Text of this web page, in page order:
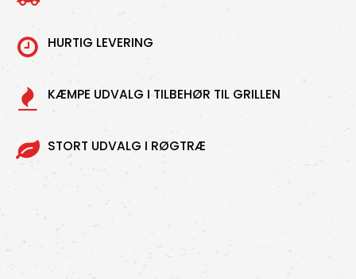
HURTIG LEVERING
KÆMPE UDVALG I TILBEHØR TIL GRILLEN
STORT UDVALG I RØGTRÆ